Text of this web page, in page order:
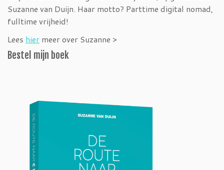
Suzanne van Duijn. Haar motto? Parttime digital nomad,
fulltime vrijheid!
Lees hier meer over Suzanne >
Bestel mijn boek